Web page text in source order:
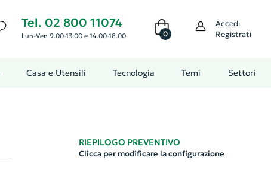
Tel. 02 800 11074
Lun-Ven 9.00-13.00 e 14.00-18.00 0
Accedi
Registrati
Casa e Utensili Tecnologia Temi Settori
RIEPILOGO PREVENTIVO
Clicca per modificare la configurazione